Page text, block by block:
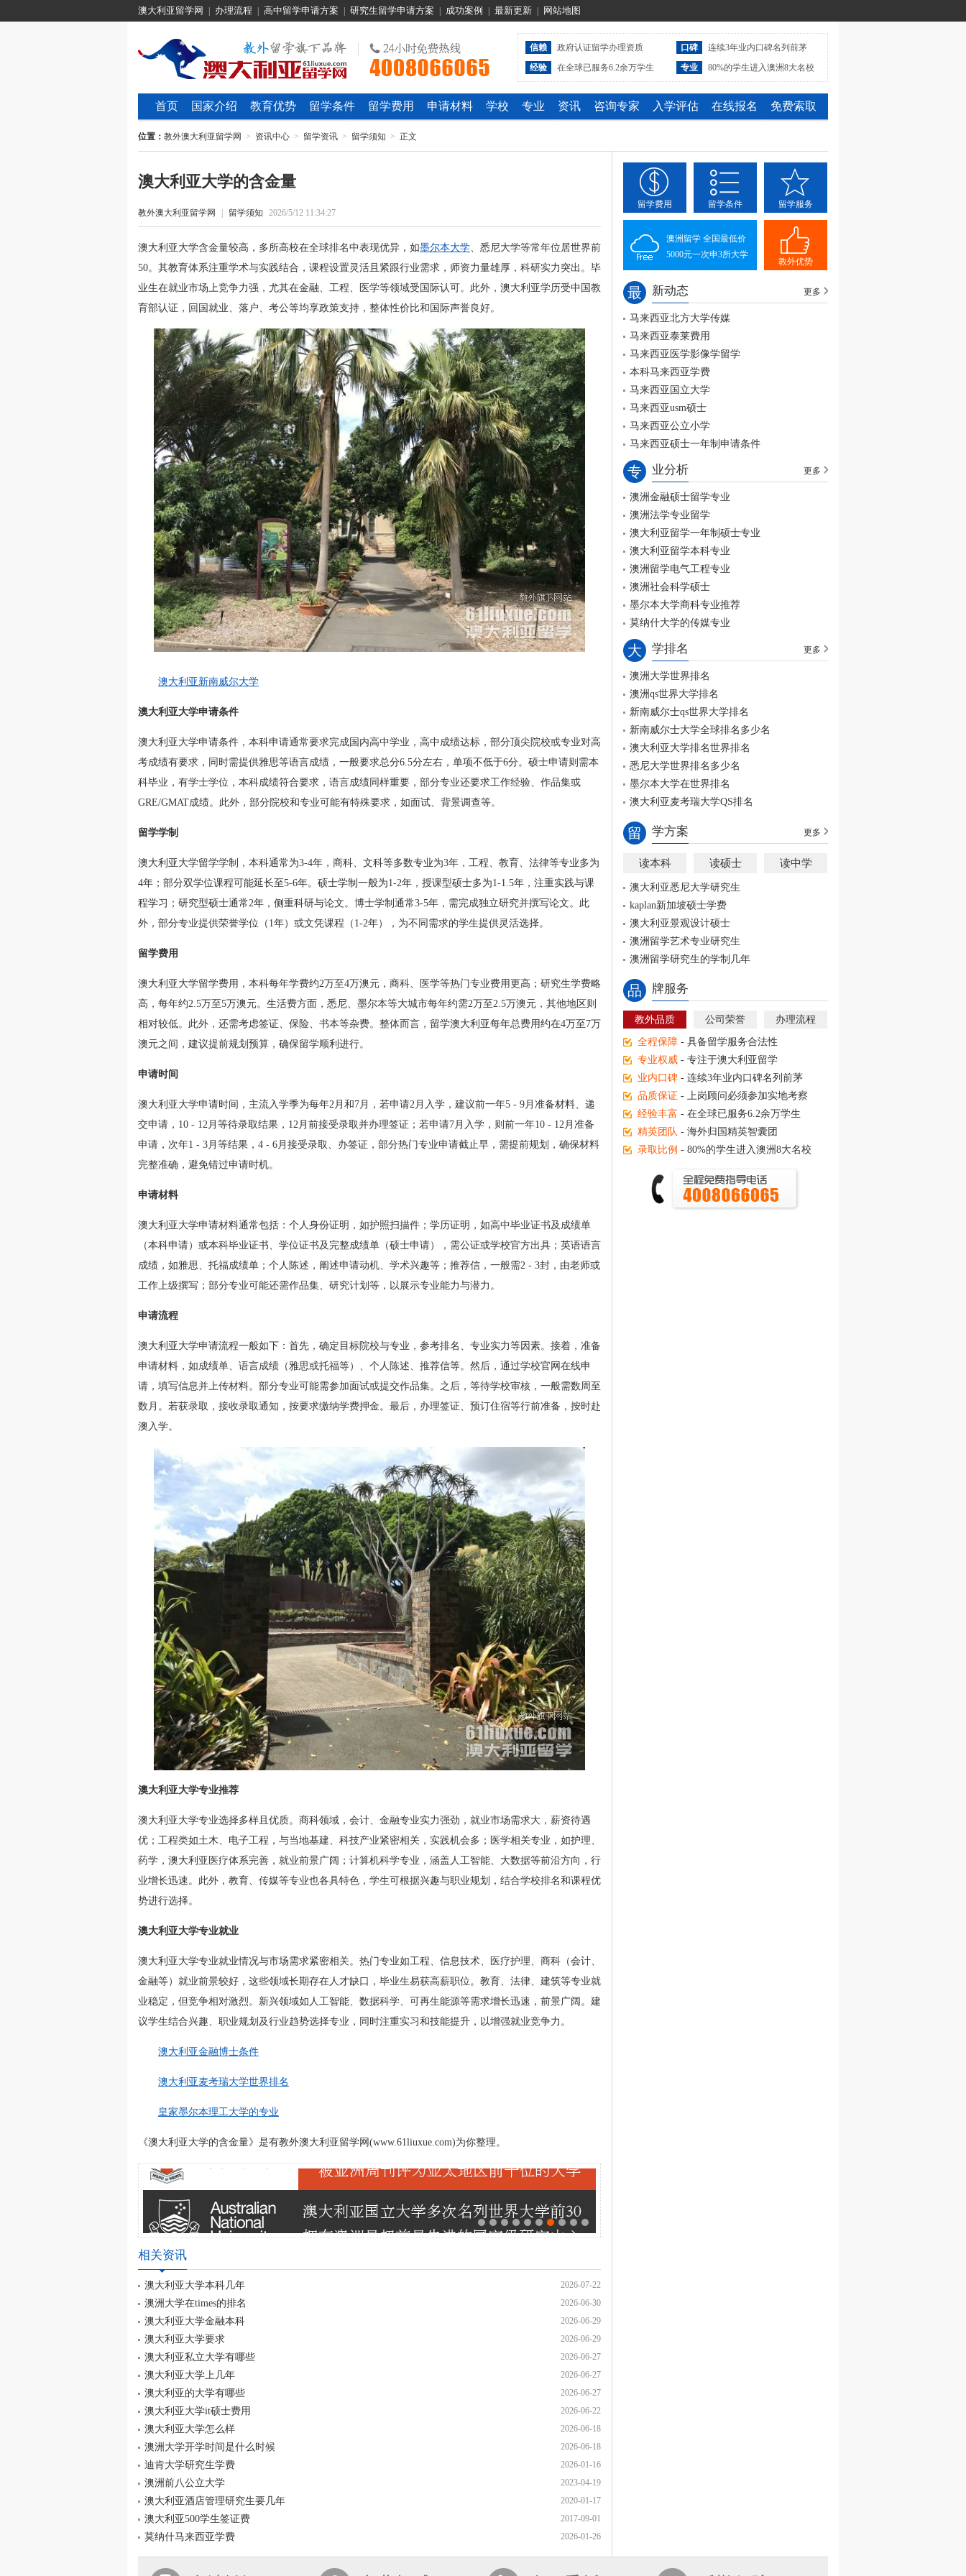
澳大利亚留学网 办理流程 高中留学申请方案 研究生留学申请方案 成功案例 最新更新 网站地图
信赖 政府认证留学办理资质 口碑
连续3年业内口碑名列前茅
经验
在全球已服务6.2余万学生 专业 80%的学生进入澳洲8大名校
首页 国家介绍 教育优势 留学条件 留学费用 申请材料 学校 专业 资讯 咨询专家 入学评估 在线报名 免费索取
位置： 教外澳大利亚留学网 > 资讯中心 > 留学资讯 > 留学须知 > 正文
澳大利亚大学的含金量
教外澳大利亚留学网 留学须知 2026/5/12 11:34:27
澳大利亚大学含金量较高，多所高校在全球排名中表现优异，如墨尔本大学、悉尼大学等常年位居世界前
50。其教育体系注重学术与实践结合，课程设置灵活且紧跟行业需求，师资力量雄厚，科研实力突出。毕
业生在就业市场上竞争力强，尤其在金融、工程、医学等领域受国际认可。此外，澳大利亚学历受中国教
育部认证，回国就业、落户、考公等均享政策支持，整体性价比和国际声誉良好。
澳大利亚新南威尔大学
澳大利亚大学申请条件
澳大利亚大学申请条件，本科申请通常要求完成国内高中学业，高中成绩达标，部分顶尖院校或专业对高
考成绩有要求，同时需提供雅思等语言成绩，一般要求总分6.5分左右，单项不低于6分。硕士申请则需本
科毕业，有学士学位，本科成绩符合要求，语言成绩同样重要，部分专业还要求工作经验、作品集或
GRE/GMAT成绩。此外，部分院校和专业可能有特殊要求，如面试、背景调查等。
留学学制
澳大利亚大学留学学制，本科通常为3-4年，商科、文科等多数专业为3年，工程、教育、法律等专业多为
4年；部分双学位课程可能延长至5-6年。硕士学制一般为1-2年，授课型硕士多为1-1.5年，注重实践与课
程学习；研究型硕士通常2年，侧重科研与论文。博士学制通常3-5年，需完成独立研究并撰写论文。此
外，部分专业提供荣誉学位（1年）或文凭课程（1-2年），为不同需求的学生提供灵活选择。
留学费用
澳大利亚大学留学费用，本科每年学费约2万至4万澳元，商科、医学等热门专业费用更高；研究生学费略
高，每年约2.5万至5万澳元。生活费方面，悉尼、墨尔本等大城市每年约需2万至2.5万澳元，其他地区则
相对较低。此外，还需考虑签证、保险、书本等杂费。整体而言，留学澳大利亚每年总费用约在4万至7万
澳元之间，建议提前规划预算，确保留学顺利进行。
申请时间
澳大利亚大学申请时间，主流入学季为每年2月和7月，若申请2月入学，建议前一年5 - 9月准备材料、递
交申请，10 - 12月等待录取结果，12月前接受录取并办理签证；若申请7月入学，则前一年10 - 12月准备
申请，次年1 - 3月等结果，4 - 6月接受录取、办签证，部分热门专业申请截止早，需提前规划，确保材料
完整准确，避免错过申请时机。
申请材料
澳大利亚大学申请材料通常包括：个人身份证明，如护照扫描件；学历证明，如高中毕业证书及成绩单
（本科申请）或本科毕业证书、学位证书及完整成绩单（硕士申请），需公证或学校官方出具；英语语言
成绩，如雅思、托福成绩单；个人陈述，阐述申请动机、学术兴趣等；推荐信，一般需2 - 3封，由老师或
工作上级撰写；部分专业可能还需作品集、研究计划等，以展示专业能力与潜力。
申请流程
澳大利亚大学申请流程一般如下：首先，确定目标院校与专业，参考排名、专业实力等因素。接着，准备
申请材料，如成绩单、语言成绩（雅思或托福等）、个人陈述、推荐信等。然后，通过学校官网在线申
请，填写信息并上传材料。部分专业可能需参加面试或提交作品集。之后，等待学校审核，一般需数周至
数月。若获录取，接收录取通知，按要求缴纳学费押金。最后，办理签证、预订住宿等行前准备，按时赴
澳入学。
澳大利亚大学专业推荐
澳大利亚大学专业选择多样且优质。商科领域，会计、金融专业实力强劲，就业市场需求大，薪资待遇
优；工程类如土木、电子工程，与当地基建、科技产业紧密相关，实践机会多；医学相关专业，如护理、
药学，澳大利亚医疗体系完善，就业前景广阔；计算机科学专业，涵盖人工智能、大数据等前沿方向，行
业增长迅速。此外，教育、传媒等专业也各具特色，学生可根据兴趣与职业规划，结合学校排名和课程优
势进行选择。
澳大利亚大学专业就业
澳大利亚大学专业就业情况与市场需求紧密相关。热门专业如工程、信息技术、医疗护理、商科（会计、
金融等）就业前景较好，这些领域长期存在人才缺口，毕业生易获高薪职位。教育、法律、建筑等专业就
业稳定，但竞争相对激烈。新兴领域如人工智能、数据科学、可再生能源等需求增长迅速，前景广阔。建
议学生结合兴趣、职业规划及行业趋势选择专业，同时注重实习和技能提升，以增强就业竞争力。
澳大利亚金融博士条件
澳大利亚麦考瑞大学世界排名
皇家墨尔本理工大学的专业
《澳大利亚大学的含金量》是有教外澳大利亚留学网(www.61liuxue.com)为你整理。
相关资讯
2026-07-22
澳大利亚大学本科几年
2026-06-30
澳洲大学在times的排名
2026-06-29
澳大利亚大学金融本科
2026-06-29
澳大利亚大学要求
2026-06-27
澳大利亚私立大学有哪些
2026-06-27
澳大利亚大学上几年
2026-06-27
澳大利亚的大学有哪些
2026-06-22
澳大利亚大学it硕士费用
2026-06-18
澳大利亚大学怎么样
2026-06-18
澳洲大学开学时间是什么时候
2026-01-16
迪肯大学研究生学费
2023-04-19
澳洲前八公立大学
2020-01-17
澳大利亚酒店管理研究生要几年
2017-09-01
澳大利亚500学生签证费
2026-01-26
莫纳什马来西亚学费
留学费用 留学条件 留学服务
澳洲留学 全国最低价
5000元一次申3所大学
教外优势
最 新动态 更多
马来西亚北方大学传媒
马来西亚泰莱费用
马来西亚医学影像学留学
本科马来西亚学费
马来西亚国立大学
马来西亚usm硕士
马来西亚公立小学
马来西亚硕士一年制申请条件
专 业分析 更多
澳洲金融硕士留学专业
澳洲法学专业留学
澳大利亚留学一年制硕士专业
澳大利亚留学本科专业
澳洲留学电气工程专业
澳洲社会科学硕士
墨尔本大学商科专业推荐
莫纳什大学的传媒专业
大 学排名 更多
澳洲大学世界排名
澳洲qs世界大学排名
新南威尔士qs世界大学排名
新南威尔士大学全球排名多少名
澳大利亚大学排名世界排名
悉尼大学世界排名多少名
墨尔本大学在世界排名
澳大利亚麦考瑞大学QS排名
留 学方案 更多
读本科 读硕士 读中学
澳大利亚悉尼大学研究生
kaplan新加坡硕士学费
澳大利亚景观设计硕士
澳洲留学艺术专业研究生
澳洲留学研究生的学制几年
品 牌服务
教外品质 公司荣誉 办理流程
全程保障 - 具备留学服务合法性
专业权威 - 专注于澳大利亚留学
业内口碑 - 连续3年业内口碑名列前茅
品质保证 - 上岗顾问必须参加实地考察
经验丰富 - 在全球已服务6.2余万学生
精英团队 - 海外归国精英智囊团
录取比例 - 80%的学生进入澳洲8大名校